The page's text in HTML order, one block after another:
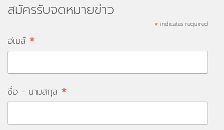
สมัครรับจดหมายข่าว
* indicates required
อีเมล์ *
ชื่อ - นามสกุล *